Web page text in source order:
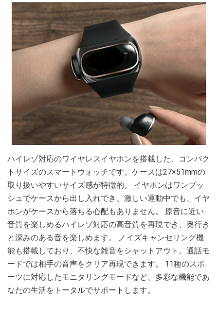
ハイレゾ対応のワイヤレスイヤホンを搭載した、コンパク
トサイズのスマートウォッチです。ケースは27×51mmの
取り扱いやすいサイズ感が特徴的。 イヤホンはワンプッ
シュでケースから出し入れでき、激しい運動中でも、イヤ
ホンがケースから落ちる心配もありません。 原音に近い
音質を楽しめるハイレゾ対応の高音質を再現でき、奥行き
と深みのある音を楽しめます。 ノイズキャンセリング機
能も搭載しており、不快な雑音をシャットアウト。通話モ
ードでは相手の音声をクリア再現できます。 11種のスポ
ーツに対応したモニタリングモードなど、多彩な機能であ
なたの生活をトータルでサポートします。